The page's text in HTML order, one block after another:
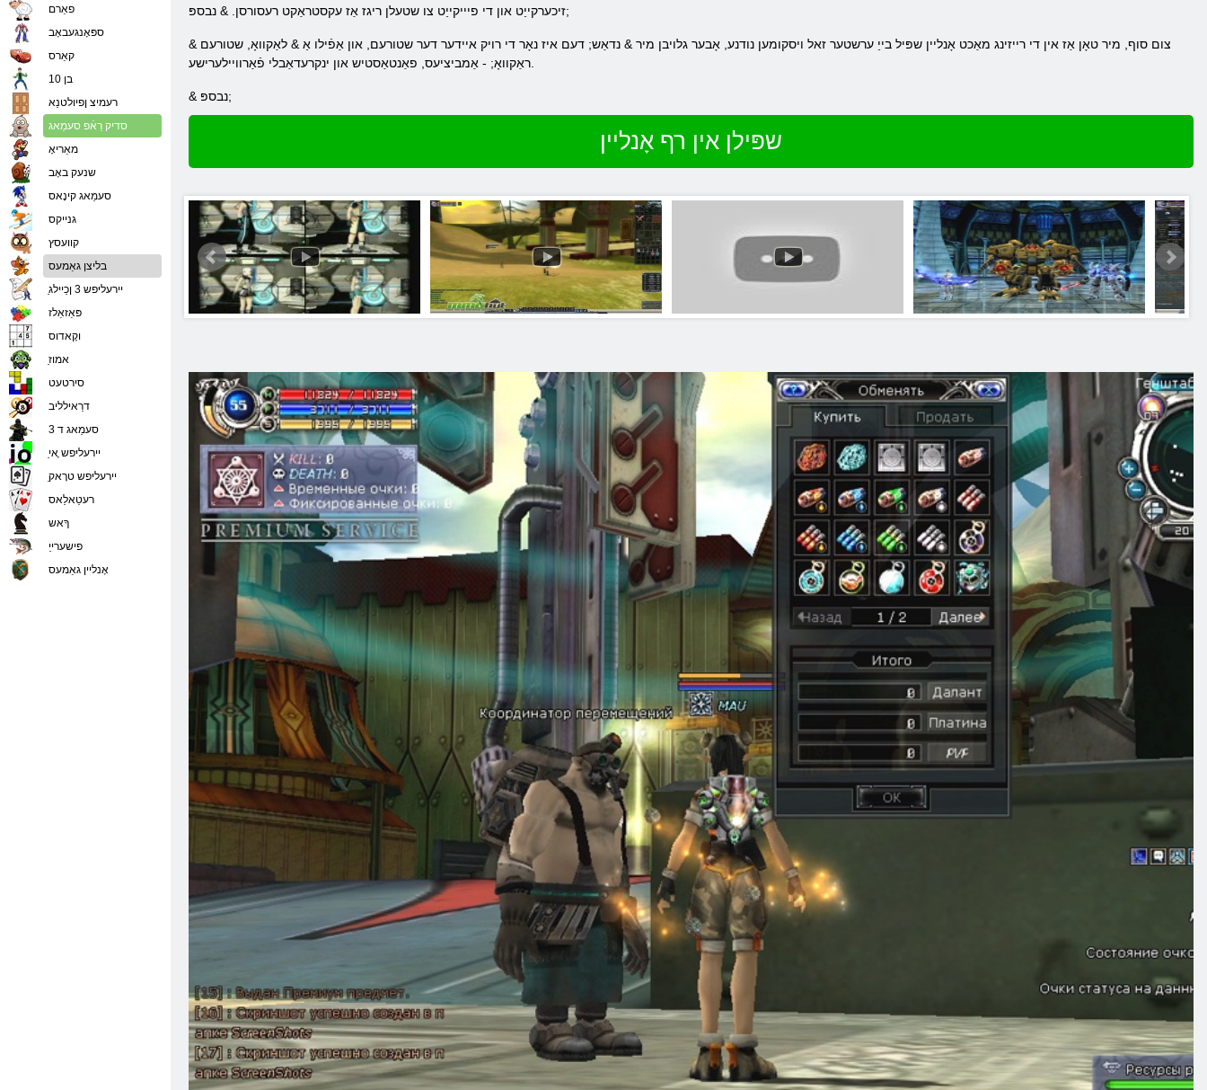
זיכערקייַט און די פיייקייַט צו שטעלן ריגז אַז עקסטראַקט רעסורסן. & נבספּ;
צום סוף, מיר טאָן אַז אין די רייזינג מאַכט אָנליין שפּיל בייַ ערשטער זאל ויסקומען נודנע, אָבער גלויבן מיר & נדאַש; דעם איז נאָר די רויק איידער דער שטורעם, און אַפֿילו אַ & לאַקוואָ, שטורעם &
& נבספּ;
שפּילן אין רף אָנליין
פאַרם
ספּאָנגעבאָב
קאַרס
בן 10
רעמיצ ןפיולטנַא
סדיק רַאֿפ סעמַאג
מאַריאָ
שנעק באָב
סעמַאג קינָאס
גנייקס
קוועסץ
בליצן גאַמעס
ַיירעליּפש 3 ןכַיילג
פּאַזאַלז
וקָאדוס
ַאמוז
סירטעט
דרַאילליב
סעמַאג ד 3
ַיירעליּפש ָאי
ַיירעליּפש טרָאק
רעטַאלַאס
ךָאש
פישערייַ
אָנליין גאַמעס